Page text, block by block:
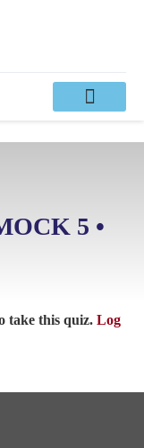
5 •
take this quiz. Log